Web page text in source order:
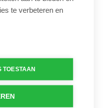
te verbeteren en
TOESTAAN